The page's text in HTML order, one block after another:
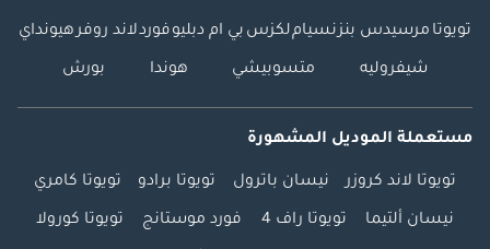
تويوتا مرسيدس بنزنسياملكزس بي ام دبليوفوردلاند روفرهيونداي
شيفروليه متسوبيشي هوندا بورش
مستعملة الموديل المشهورة
تويوتا لاند كروزر نيسان باترول تويوتا برادو تويوتا كامري
نيسان ألتيما تويوتا راف 4 فورد موستانج تويوتا كورولا